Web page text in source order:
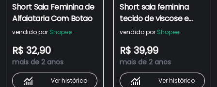
Short Saia Feminina de
Alfaiataria Com Botao
vendido por Shopee
R$ 32,90
mais de 2 anos
Ver histórico
Short saia feminina
tecido de viscose e
linho com zíper, botão
Maxma 6501
vendido por Shopee
R$ 39,99
mais de 2 anos
Ver histórico